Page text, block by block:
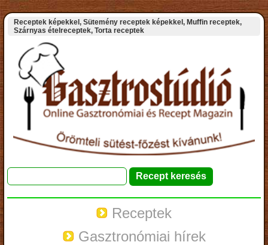
Receptek képekkel, Sütemény receptek képekkel, Muffin receptek,
Szárnyas ételreceptek, Torta receptek
Receptek
Gasztronómiai hírek